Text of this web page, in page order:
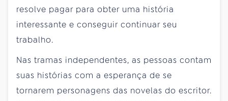
resolve pagar para obter uma história
interessante e conseguir continuar seu
trabalho.
Nas tramas independentes, as pessoas contam
suas histórias com a esperança de se
tornarem personagens das novelas do escritor.